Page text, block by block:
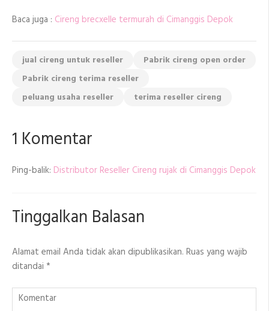
Baca juga : Cireng brecxelle termurah di Cimanggis Depok
jual cireng untuk reseller
Pabrik cireng open order
Pabrik cireng terima reseller
peluang usaha reseller
terima reseller cireng
1 Komentar
Ping-balik: Distributor Reseller Cireng rujak di Cimanggis Depok
Tinggalkan Balasan
Alamat email Anda tidak akan dipublikasikan. Ruas yang wajib
ditandai *
Komentar